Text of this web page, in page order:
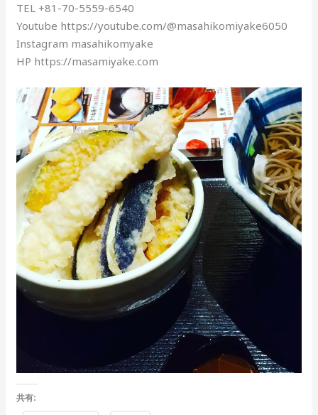
TEL +81-70-5559-6540
Youtube https://youtube.com/@masahikomiyake6050
Instagram masahikomyake
HP https://masamiyake.com
共有: